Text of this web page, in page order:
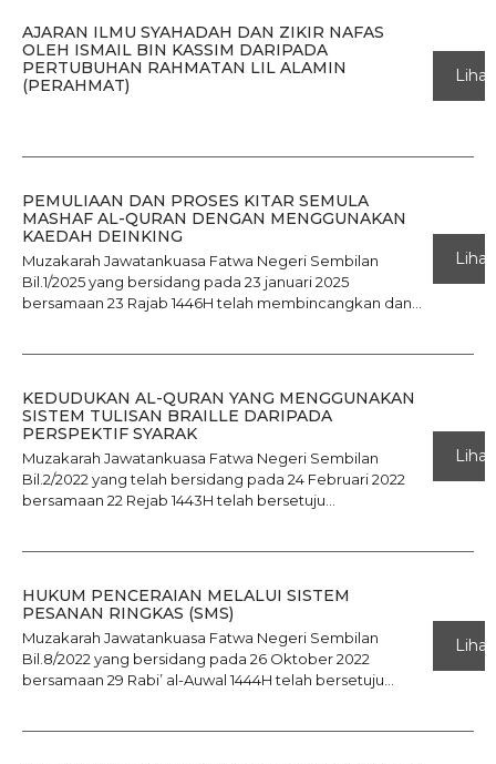
AJARAN ILMU SYAHADAH DAN ZIKIR NAFAS
OLEH ISMAIL BIN KASSIM DARIPADA
PERTUBUHAN RAHMATAN LIL ALAMIN
(PERAHMAT)
Lihat
PEMULIAAN DAN PROSES KITAR SEMULA
MASHAF AL-QURAN DENGAN MENGGUNAKAN
KAEDAH DEINKING
Muzakarah Jawatankuasa Fatwa Negeri Sembilan
Bil.1/2025 yang bersidang pada 23 januari 2025
bersamaan 23 Rajab 1446H telah membincangkan dan...
Lihat
KEDUDUKAN AL-QURAN YANG MENGGUNAKAN
SISTEM TULISAN BRAILLE DARIPADA
PERSPEKTIF SYARAK
Muzakarah Jawatankuasa Fatwa Negeri Sembilan
Bil.2/2022 yang telah bersidang pada 24 Februari 2022
bersamaan 22 Rejab 1443H telah bersetuju...
Lihat
HUKUM PENCERAIAN MELALUI SISTEM
PESANAN RINGKAS (SMS)
Muzakarah Jawatankuasa Fatwa Negeri Sembilan
Bil.8/2022 yang bersidang pada 26 Oktober 2022
bersamaan 29 Rabi’ al-Auwal 1444H telah bersetuju...
Lihat